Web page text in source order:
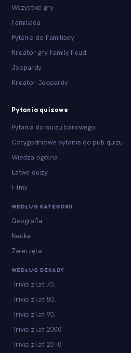
Wszystkie gry
Familiada
Pytania do Familiady
Kreator gry Family Feud
Jeopardy
Kreator Jeopardy
Pytania quizowe
Pytania do quizu barowego
Cotygodniowe pytania do pub quizu
Wiedza ogólna
Łatwe quizy
Filmy
WEDŁUG KATEGORII
Geografia
Nauka
Zwierzęta
WEDŁUG DEKADY
Trivia z lat 70.
Trivia z lat 80.
Trivia z lat 90.
Trivia z lat 2000
Trivia z lat 2010